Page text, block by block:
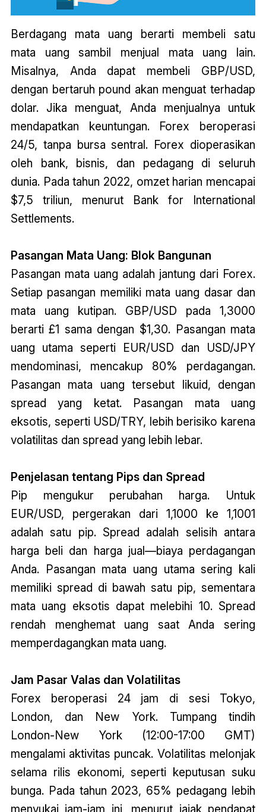
Berdagang mata uang berarti membeli satu
mata uang sambil menjual mata uang lain.
Misalnya, Anda dapat membeli GBP/USD,
dengan bertaruh pound akan menguat terhadap
dolar. Jika menguat, Anda menjualnya untuk
mendapatkan keuntungan. Forex beroperasi
24/5, tanpa bursa sentral. Forex dioperasikan
oleh bank, bisnis, dan pedagang di seluruh
dunia. Pada tahun 2022, omzet harian mencapai
$7,5 triliun, menurut Bank for International
Settlements.
Pasangan Mata Uang: Blok Bangunan
Pasangan mata uang adalah jantung dari Forex.
Setiap pasangan memiliki mata uang dasar dan
mata uang kutipan. GBP/USD pada 1,3000
berarti £1 sama dengan $1,30. Pasangan mata
uang utama seperti EUR/USD dan USD/JPY
mendominasi, mencakup 80% perdagangan.
Pasangan mata uang tersebut likuid, dengan
spread yang ketat. Pasangan mata uang
eksotis, seperti USD/TRY, lebih berisiko karena
volatilitas dan spread yang lebih lebar.
Penjelasan tentang Pips dan Spread
Pip mengukur perubahan harga. Untuk
EUR/USD, pergerakan dari 1,1000 ke 1,1001
adalah satu pip. Spread adalah selisih antara
harga beli dan harga jual—biaya perdagangan
Anda. Pasangan mata uang utama sering kali
memiliki spread di bawah satu pip, sementara
mata uang eksotis dapat melebihi 10. Spread
rendah menghemat uang saat Anda sering
memperdagangkan mata uang.
Jam Pasar Valas dan Volatilitas
Forex beroperasi 24 jam di sesi Tokyo,
London, dan New York. Tumpang tindih
London-New York (12:00-17:00 GMT)
mengalami aktivitas puncak. Volatilitas melonjak
selama rilis ekonomi, seperti keputusan suku
bunga. Pada tahun 2023, 65% pedagang lebih
menyukai jam-jam ini, menurut jajak pendapat